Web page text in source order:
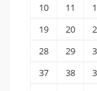
10
11
19
20
28
29
37
38